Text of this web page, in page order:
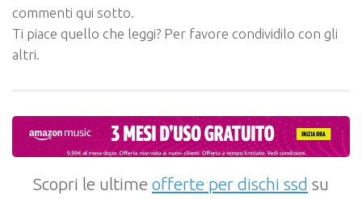
commenti qui sotto.
Ti piace quello che leggi? Per favore condividilo con gli
altri.
Scopri le ultime offerte per dischi ssd su